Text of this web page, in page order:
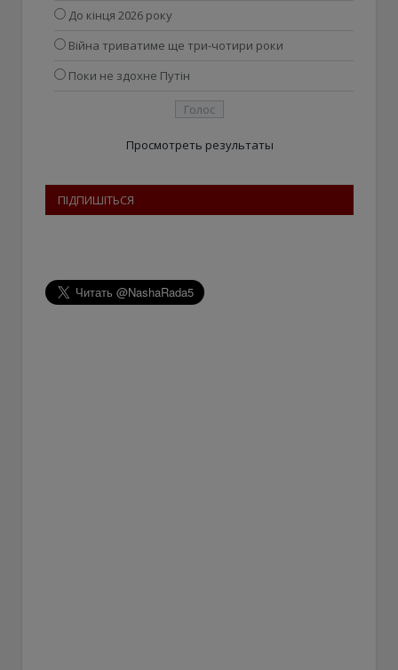
До кінця 2026 року
Війна триватиме ще три-чотири роки
Поки не здохне Путін
Просмотреть результаты
ПІДПИШІТЬСЯ